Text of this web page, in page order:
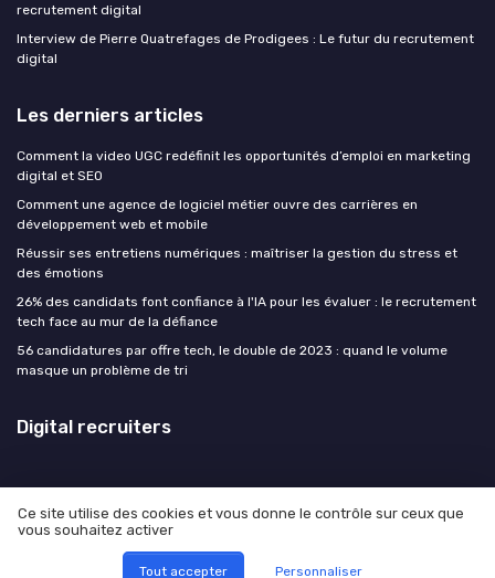
recrutement digital
Interview de Pierre Quatrefages de Prodigees : Le futur du recrutement
digital
Les derniers articles
Comment la video UGC redéfinit les opportunités d’emploi en marketing
digital et SEO
Comment une agence de logiciel métier ouvre des carrières en
développement web et mobile
Réussir ses entretiens numériques : maîtriser la gestion du stress et
des émotions
26% des candidats font confiance à l'IA pour les évaluer : le recrutement
tech face au mur de la défiance
56 candidatures par offre tech, le double de 2023 : quand le volume
masque un problème de tri
Digital recruiters
Mentions légales
© Digital recruiters 2026
Ce site utilise des cookies et vous donne le contrôle sur ceux que
vous souhaitez activer
Tout accepter Personnaliser